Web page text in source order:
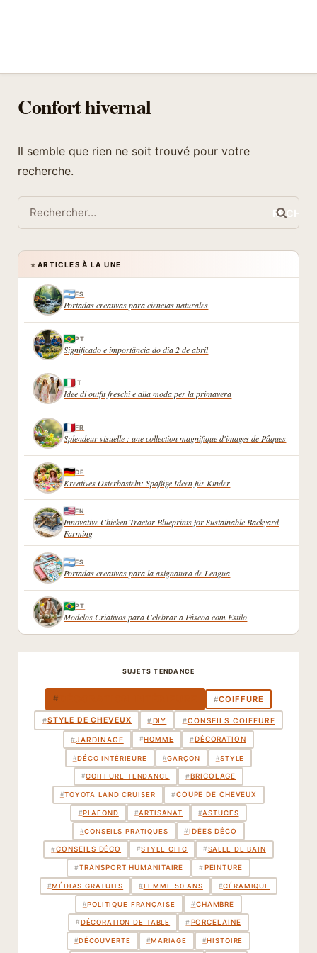
Confort hivernal
Il semble que rien ne soit trouvé pour votre
recherche.
★ ARTICLES À LA UNE
ES
Portadas creativas para ciencias naturales
PT
Significado e importância do dia 2 de abril
IT
Idee di outfit freschi e alla moda per la primavera
FR
Splendeur visuelle : une collection magnifique d'images de Pâques
DE
Kreatives Osterbasteln: Spaßige Ideen für Kinder
EN
Innovative Chicken Tractor Blueprints for Sustainable Backyard
Farming
ES
Portadas creativas para la asignatura de Lengua
PT
Modelos Criativos para Celebrar a Páscoa com Estilo
SUJETS TENDANCE
# #COIFFURE
#STYLE DE CHEVEUX #DIY #CONSEILS COIFFURE
#JARDINAGE # HOMME #DÉCORATION
#DÉCO INTÉRIEURE #GARÇON #STYLE
#COIFFURE TENDANCE #BRICOLAGE
#TOYOTA LAND CRUISER #COUPE DE CHEVEUX
#PLAFOND #ARTISANAT #ASTUCES
#CONSEILS PRATIQUES #IDÉES DÉCO
#CONSEILS DÉCO #STYLE CHIC # SALLE DE BAIN
#TRANSPORT HUMANITAIRE #PEINTURE
#MÉDIAS GRATUITS # FEMME 50 ANS #CÉRAMIQUE
#POLITIQUE FRANÇAISE #CHAMBRE
# DÉCORATION DE TABLE #PORCELAINE
#DÉCOUVERTE #MARIAGE #HISTOIRE